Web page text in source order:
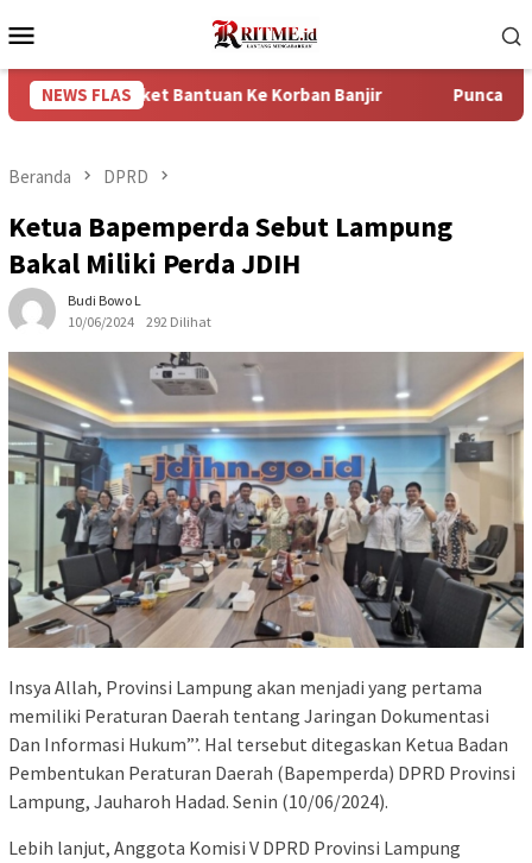
ke
Mobile
NEWS FLAS
Paket Bantuan Ke Korban Banjir Puncak Arus Balik
Beranda DPRD
Ketua Bapemperda Sebut Lampung
Bakal Miliki Perda JDIH
Budi Bowo L
10/06/2024
292 Dilihat
Insya Allah, Provinsi Lampung akan menjadi yang pertama
memiliki Peraturan Daerah tentang Jaringan Dokumentasi
Dan Informasi Hukum”’. Hal tersebut ditegaskan Ketua Badan
Pembentukan Peraturan Daerah (Bapemperda) DPRD Provinsi
Lampung, Jauharoh Hadad. Senin (10/06/2024).
Lebih lanjut, Anggota Komisi V DPRD Provinsi Lampung